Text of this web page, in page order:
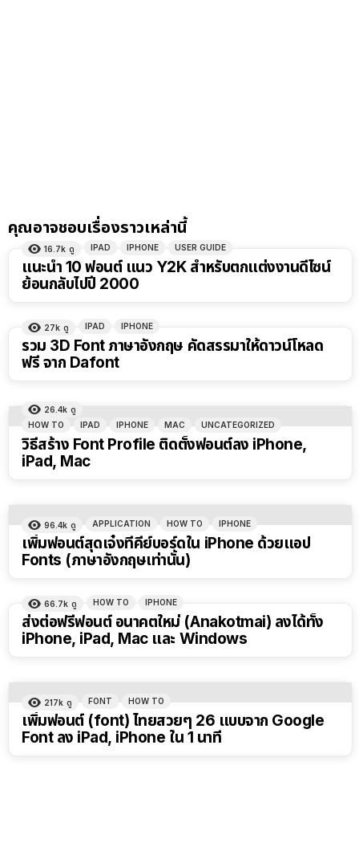
คุณอาจชอบเรื่องราวเหล่านี้
16.7k ดู IPAD IPHONE USER GUIDE
แนะนำ 10 ฟอนต์ แนว Y2K สำหรับตกแต่งงานดีไซน์
ย้อนกลับไปปี 2000
27k ดู IPAD IPHONE
รวม 3D Font ภาษาอังกฤษ คัดสรรมาให้ดาวน์โหลด
ฟรี จาก Dafont
26.4k ดู
HOW TO
IPAD IPHONE MAC UNCATEGORIZED
วิธีสร้าง Font Profile ติดตั้งฟอนต์ลง iPhone,
iPad, Mac
96.4k ดู APPLICATION HOW TO IPHONE
เพิ่มฟอนต์สุดเจ๋งที่คีย์บอร์ดใน iPhone ด้วยแอป
Fonts (ภาษาอังกฤษเท่านั้น)
66.7k ดู HOW TO IPHONE
ส่งต่อฟรีฟอนต์ อนาคตใหม่ (Anakotmai) ลงได้ทั้ง
iPhone, iPad, Mac และ Windows
217k ดู FONT HOW TO
เพิ่มฟอนต์ (font) ไทยสวยๆ 26 แบบจาก Google
Font ลง iPad, iPhone ใน 1 นาที